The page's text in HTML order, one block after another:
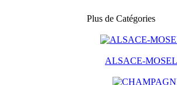
Plus de Catégories
ALSACE-